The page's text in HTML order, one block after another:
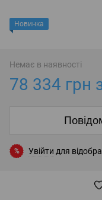
Новинка
Немає в наявності
78 334 грн
% Увійти для